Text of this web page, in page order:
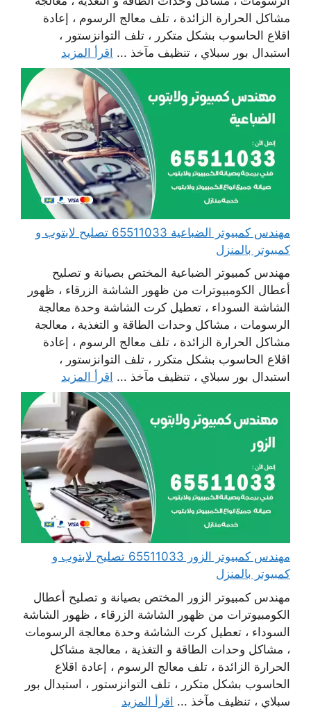
مشاكل الحرارة الزائدة ، تلف معالج الرسوم ، إعادة
اقلاع الحاسوب بشكل متكرر ، تلف التوانزستور ،
استبدال بور سبلاي ، تنظيف مآخذ ... اقرأ المزيد
مهندس كمبيوتر الضباعية 65511033 تصليح لابتوب و
كمبيوتر بالمنزل
مهندس كمبيوتر الضباعية المختص بصيانة و تصليح
أعطال الكومبيوترات من ظهور الشاشة الزرقاء ، ظهور
الشاشة السوداء ، تعطيل كرت الشاشة وحدة معالجة
الرسومات ، مشاكل وحدات الطاقة و التغذية ، معالجة
مشاكل الحرارة الزائدة ، تلف معالج الرسوم ، إعادة
اقلاع الحاسوب بشكل متكرر ، تلف التوانزستور ،
استبدال بور سبلاي ، تنظيف مآخذ ... اقرأ المزيد
مهندس كمبيوتر الزور 65511033 تصليح لابتوب و
كمبيوتر بالمنزل
مهندس كمبيوتر الزور المختص بصيانة و تصليح أعطال
الكومبيوترات من ظهور الشاشة الزرقاء ، ظهور الشاشة
السوداء ، تعطيل كرت الشاشة وحدة معالجة الرسومات
، مشاكل وحدات الطاقة و التغذية ، معالجة مشاكل
الحرارة الزائدة ، تلف معالج الرسوم ، إعادة اقلاع
الحاسوب بشكل متكرر ، تلف التوانزستور ، استبدال بور
سبلاي ، تنظيف مآخذ ... اقرأ المزيد